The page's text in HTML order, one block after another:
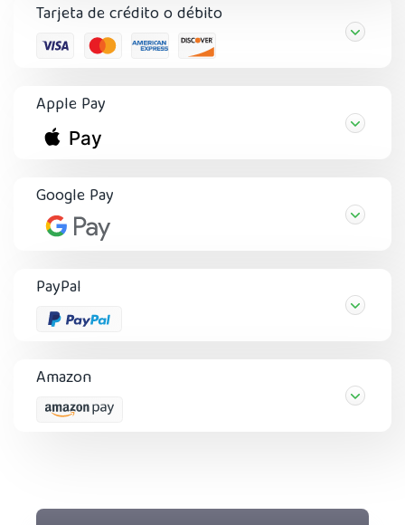
Tarjeta de crédito o débito
Apple Pay
Google Pay
PayPal
Amazon